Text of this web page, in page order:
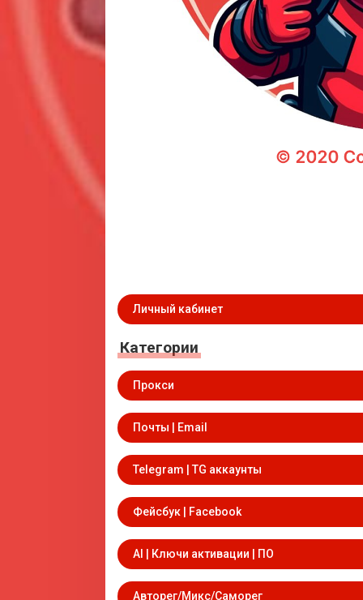
Личный кабинет
Категории
Прокси
Почты | Email
Telegram | TG аккаунты
Фейсбук | Facebook
AI | Ключи активации | ПО
Авторег/Микс/Саморег